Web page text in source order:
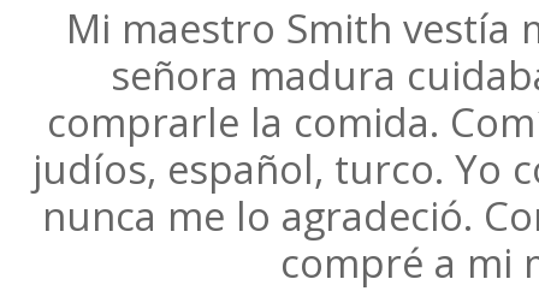
Mi maestro Smith vestía
señora madura
comprarle la comida.
judíos, español, turco. Yo
nunca me lo agradeció.
compré a mi